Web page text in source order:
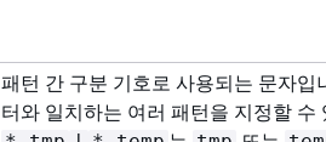
패턴 간 구분 기호로 사용되는 문자입
터와 일치하는 여러 패턴을 지정할 수